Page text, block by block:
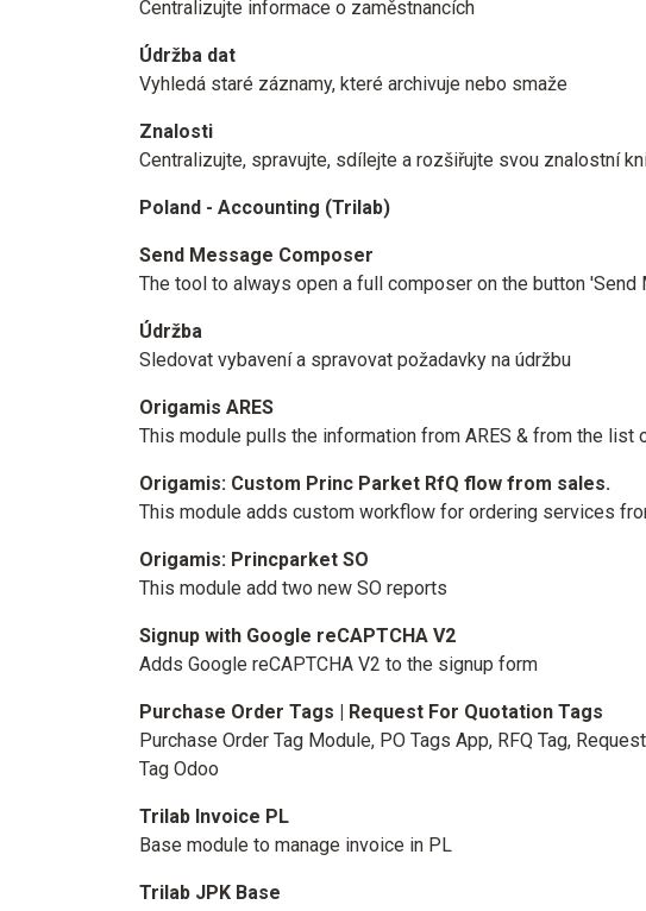
Centralizujte informace o zaměstnancích
Údržba dat
Vyhledá staré záznamy, které archivuje nebo smaže
Znalosti
Centralizujte, spravujte, sdílejte a rozšiřujte svou znalostní
Poland - Accounting (Trilab)
Send Message Composer
The tool to always open a full composer on the button 'Send
Údržba
Sledovat vybavení a spravovat požadavky na údržbu
Origamis ARES
This module pulls the information from ARES & from the
Origamis: Custom Princ Parket RfQ flow from sales.
This module adds custom workflow for ordering services
Origamis: Princparket SO
This module add two new SO reports
Signup with Google reCAPTCHA V2
Adds Google reCAPTCHA V2 to the signup form
Purchase Order Tags | Request For Quotation Tags
Purchase Order Tag Module, PO Tags App, RFQ Tag,
Tag Odoo
Trilab Invoice PL
Base module to manage invoice in PL
Trilab JPK Base